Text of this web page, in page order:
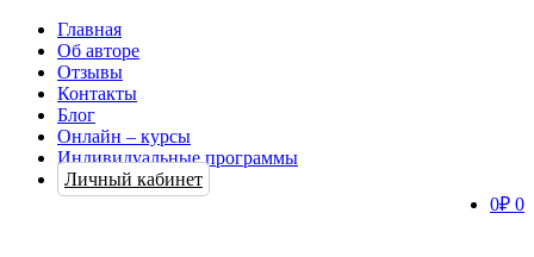
Главная
Об авторе
Отзывы
Контакты
Блог
Онлайн – курсы
Индивидуальные программы
Личный кабинет
0₽ 0